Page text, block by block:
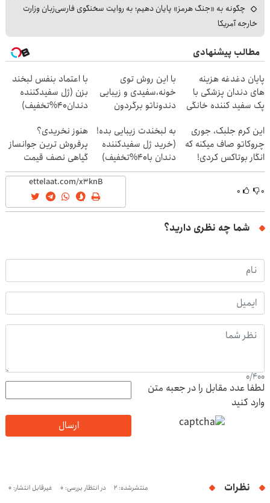
چگونه به «جنگ هرمز» پایان دهیم؛ به روایت سخنگوی فارسی‌زبان وزارت
خارجه آمریکا
مطالب پیشنهادی
پایان دغدغه هزینه
های دندان پزشکی با
پک سفید کننده خانگی
با این روش توی
خونه،سفیدی و زیبایی
دندوناتو برگردون
با اعتماد بنفس لبخند
بزن (ژل سفیدکننده
دندان40%تخفیف)
این کرم جلبک، جوری
چروکاتو صاف میکنه که
انگار بوتاکس کردی!
(تخفیف ویژه)
به لبخندت زیبایی بده!
(خرید ژل سفیدکننده
دندان با40%تخفیف)
هنوز نخریدی؟
پرفروش ترین جوانساز
گیاهی نصف قیمت
۰ ۰
شما چه نظری دارید؟
0/400
لطفا عدد مقابل را در جعبه متن
وارد کنید
ارسال
نظرات منتشرشده: 2 در انتظار بررسی: 0 غیرقابل انتشار: 0